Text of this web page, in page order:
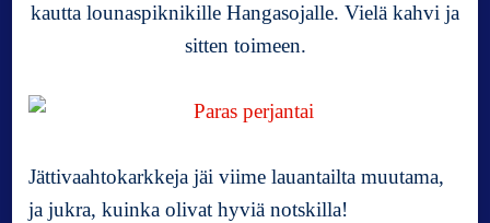
kautta lounaspiknikille Hangasojalle. Vielä kahvi ja
sitten toimeen.
Jättivaahtokarkkeja jäi viime lauantailta muutama,
ja jukra, kuinka olivat hyviä notskilla!